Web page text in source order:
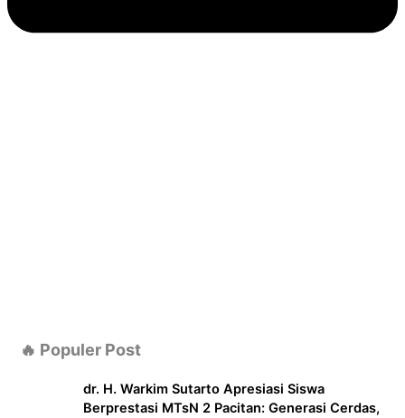
🔥 Populer Post
dr. H. Warkim Sutarto Apresiasi Siswa
Berprestasi MTsN 2 Pacitan: Generasi Cerdas,